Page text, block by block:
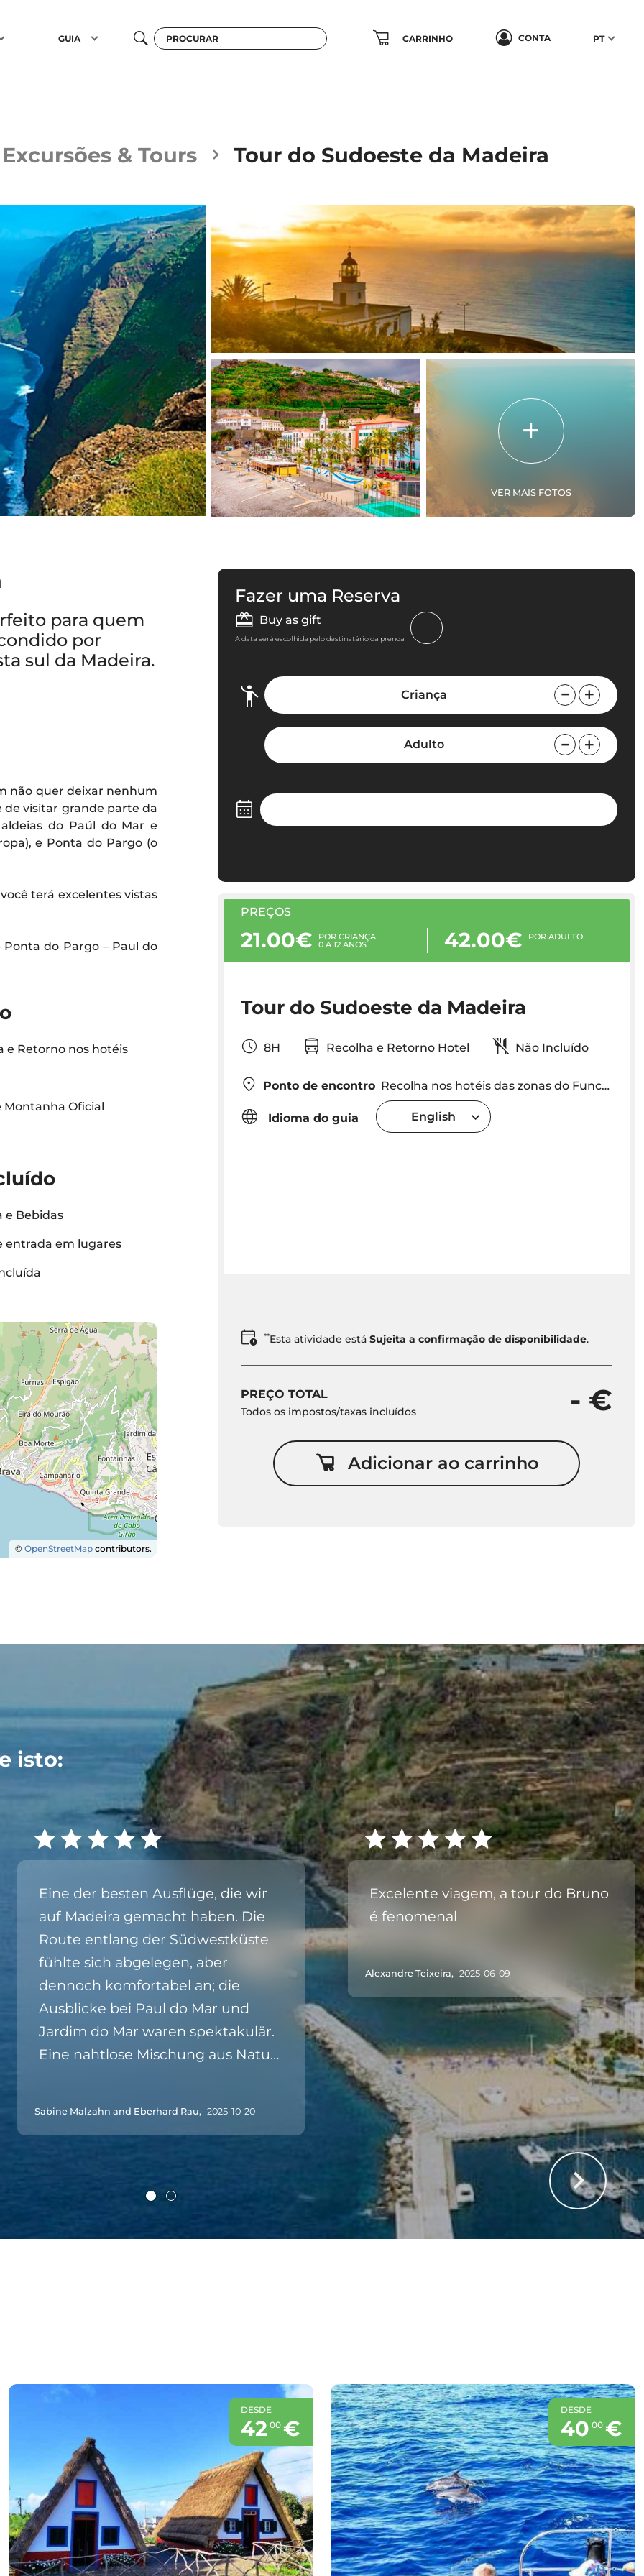
GUIA CARRINHO CONTA PT
Excursões & Tours Tour do Sudoeste da Madeira
VER MAIS FOTOS
para quem
por
sul da Madeira.
não quer deixar nenhum
de visitar grande parte da
do Paúl do Mar e
e Ponta do Pargo (o
terá excelentes vistas
Ponta do Pargo – Paul do
e Retorno nos hotéis
Montanha Oficial
e Bebidas
entrada em lugares
©OpenStreetMap contributors.
Fazer uma Reserva
Buy as gift
A data será escolhida pelo destinatário da prenda
Criança
Adulto
PREÇOS
21.00€ POR CRIANÇA
0 A 12 ANOS 42.00€ POR ADULTO
Tour do Sudoeste da Madeira
8H Recolha e Retorno Hotel Não Incluído
Ponto de encontro Recolha nos hotéis das zonas do Funchal e do Caniço. O horário de recolha será combinado dependendo da localização
Idioma do guia English
**Esta atividade estáSujeita a confirmação de disponibilidade.
PREÇO TOTAL
Todos os impostos/taxas incluídos - €
Adicionar ao carrinho
isto:
Eine der besten Ausflüge, die wir
auf Madeira gemacht haben. Die
Route entlang der Südwestküste
fühlte sich abgelegen, aber
dennoch komfortabel an; die
Ausblicke bei Paul do Mar und
Jardim do Mar waren spektakulär.
Eine nahtlose Mischung aus Natur,
Sabine Malzahn and Eberhard Rau, 2025-10-20
Excelente viagem, a tour do Bruno
é fenomenal
Alexandre Teixeira, 2025-06-09
DESDE
42 00 €
DESDE
40 00 €